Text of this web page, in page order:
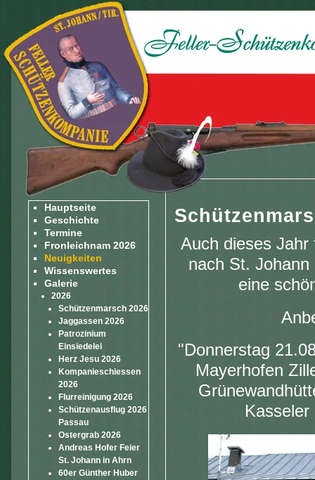
Hauptseite
Geschichte
Termine
Fronleichnam 2026
Neuigkeiten
Wissenswertes
Galerie
2026
Schützenmarsch 2026
Jaggassen 2026
Patrozinium
Einsiedelei
Herz Jesu 2026
Kompanieschiessen
2026
Flurreinigung 2026
Schützenausflug 2026
Passau
Ostergrab 2026
Andreas Hofer Feier
St. Johann in Ahrn
60er Günther Huber
Auch dieses Jahr
nach St.
eine
"Donnerstag
Mayerhofen